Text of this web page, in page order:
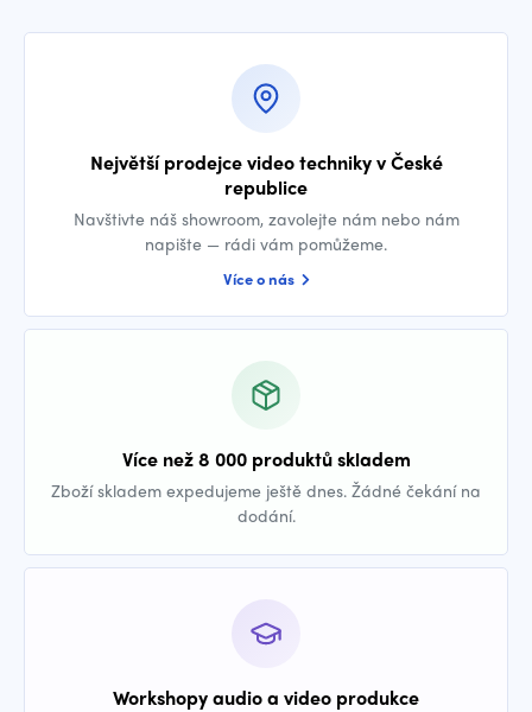
Největší prodejce video techniky v České
republice
Navštivte náš showroom, zavolejte nám nebo nám
napište — rádi vám pomůžeme.
Více o nás
Více než 8 000 produktů skladem
Zboží skladem expedujeme ještě dnes. Žádné čekání na
dodání.
Workshopy audio a video produkce